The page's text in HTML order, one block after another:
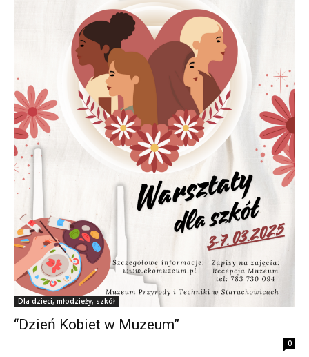
Dla dzieci, młodzieży, szkół
“Dzień Kobiet w Muzeum”
0